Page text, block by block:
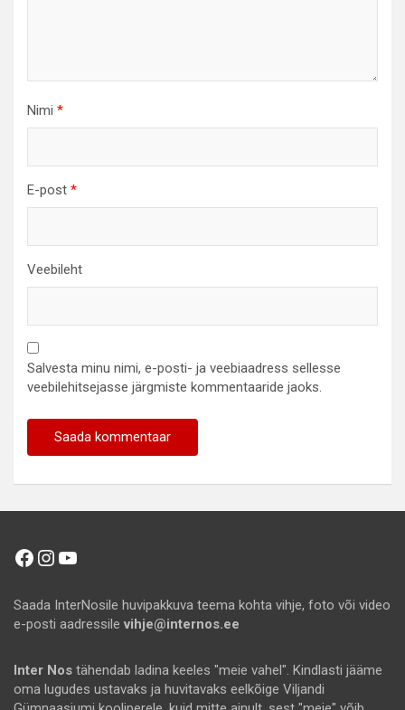
Nimi *
E-post *
Veebileht
Salvesta minu nimi, e-posti- ja veebiaadress sellesse
veebilehitsejasse järgmiste kommentaaride jaoks.
Facebook
Instagram
YouTube
Saada InterNosile huvipakkuva teema kohta vihje, foto või video
e-posti aadressile vihje@internos.ee
Inter Nos tähendab ladina keeles "meie vahel". Kindlasti jääme
oma lugudes ustavaks ja huvitavaks eelkõige Viljandi